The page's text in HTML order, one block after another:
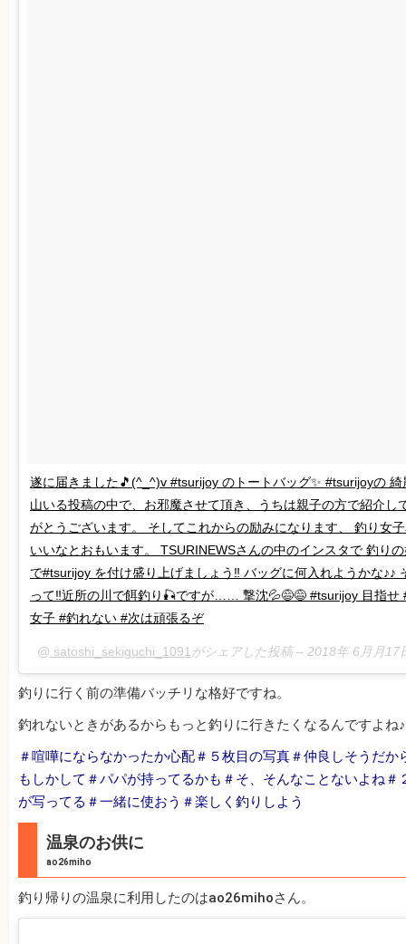
遂に届きました🎵(^_^)v #tsurijoy のトートバッグ✨ #tsurijoyの
山いる投稿の中で、お邪魔させて頂き、うちは親子の方で紹介し
がとうございます。 そしてこれからの励みになります、 釣り女
いいなとおもいます。 TSURINEWSさんの中のインスタで 釣り
で#tsurijoy を付け盛り上げましょう‼ バッグに何入れようかな♪♪
って‼近所の川で餌釣り🎣ですが…… 撃沈💦😅😅 #tsurijoy 目指せ
女子 #釣れない #次は頑張るぞ
@ satoshi_sekiguchi_1091 がシェアした投稿 – 2018年 6月月17
釣りに行く前の準備バッチリな格好ですね。
釣れないときがあるからもっと釣りに行きたくなるんですよね♪
＃喧嘩にならなかったか心配＃５枚目の写真＃仲良しそうだか
もしかして＃パパが持ってるかも＃そ、そんなことないよね＃
が写ってる＃一緒に使おう＃楽しく釣りしよう
温泉のお供に
ao26miho
釣り帰りの温泉に利用したのはao26mihoさん。